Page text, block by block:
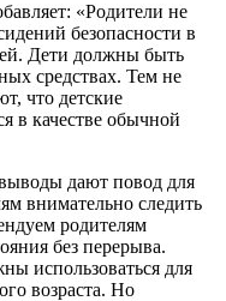
«Родители не
безопасности в
Дети должны быть
средствах. Тем не
что детские
в качестве обычной
дают повод для
внимательно следить
родителям
без перерыва.
использоваться для
возраста. Но